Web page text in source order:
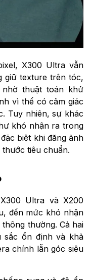
X300 Ultra vẫn
giữ texture trên tóc,
thuật toán khử
vì thế có cảm giác
Tuy nhiên, sự khác
khó nhận ra trong
biệt khi đăng ảnh
tiêu chuẩn.
Ultra và X200
đến mức khó nhận
thường. Cả hai
sắc ổn định và khả
chính lẫn góc siêu